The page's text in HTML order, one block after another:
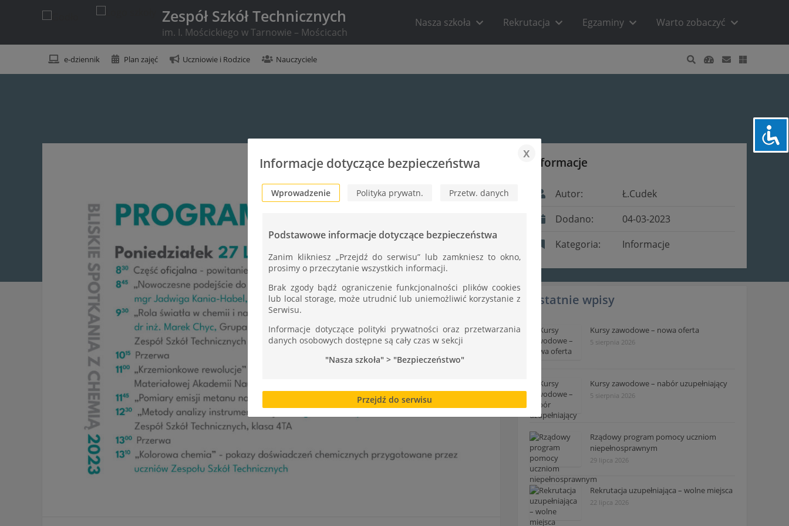
Zespół Szkół Technicznych
im. I. Mościckiego w Tarnowie – Mościcach
Nasza szkoła Rekrutacja Egzaminy Warto zobaczyć
e-dziennik Plan zajęć Uczniowie i Rodzice Nauczyciele
Informacje
Autor:
Ł.Cudek
Dodano:
04-03-2023
Kategoria:
Informacje
Ostatnie wpisy
Kursy zawodowe – nowa oferta
5 sierpnia 2026
Kursy zawodowe – nabór uzupełniający
5 sierpnia 2026
Rządowy program pomocy uczniom
niepełnosprawnym
29 lipca 2026
Rekrutacja uzupełniająca – wolne miejsca
22 lipca 2026
Informacje dotyczące bezpieczeństwa
x
Wprowadzenie Polityka prywatn. Przetw. danych
Podstawowe informacje dotyczące bezpieczeństwa
Zanim klikniesz „Przejdź do serwisu” lub zamkniesz to okno,
prosimy o przeczytanie wszystkich informacji.
Brak zgody bądź ograniczenie funkcjonalności plików cookies
lub local storage, może utrudnić lub uniemożliwić korzystanie z
Serwisu.
Informacje dotyczące polityki prywatności oraz przetwarzania
danych osobowych dostępne są cały czas w sekcji
"Nasza szkoła" > "Bezpieczeństwo"
Przejdź do serwisu